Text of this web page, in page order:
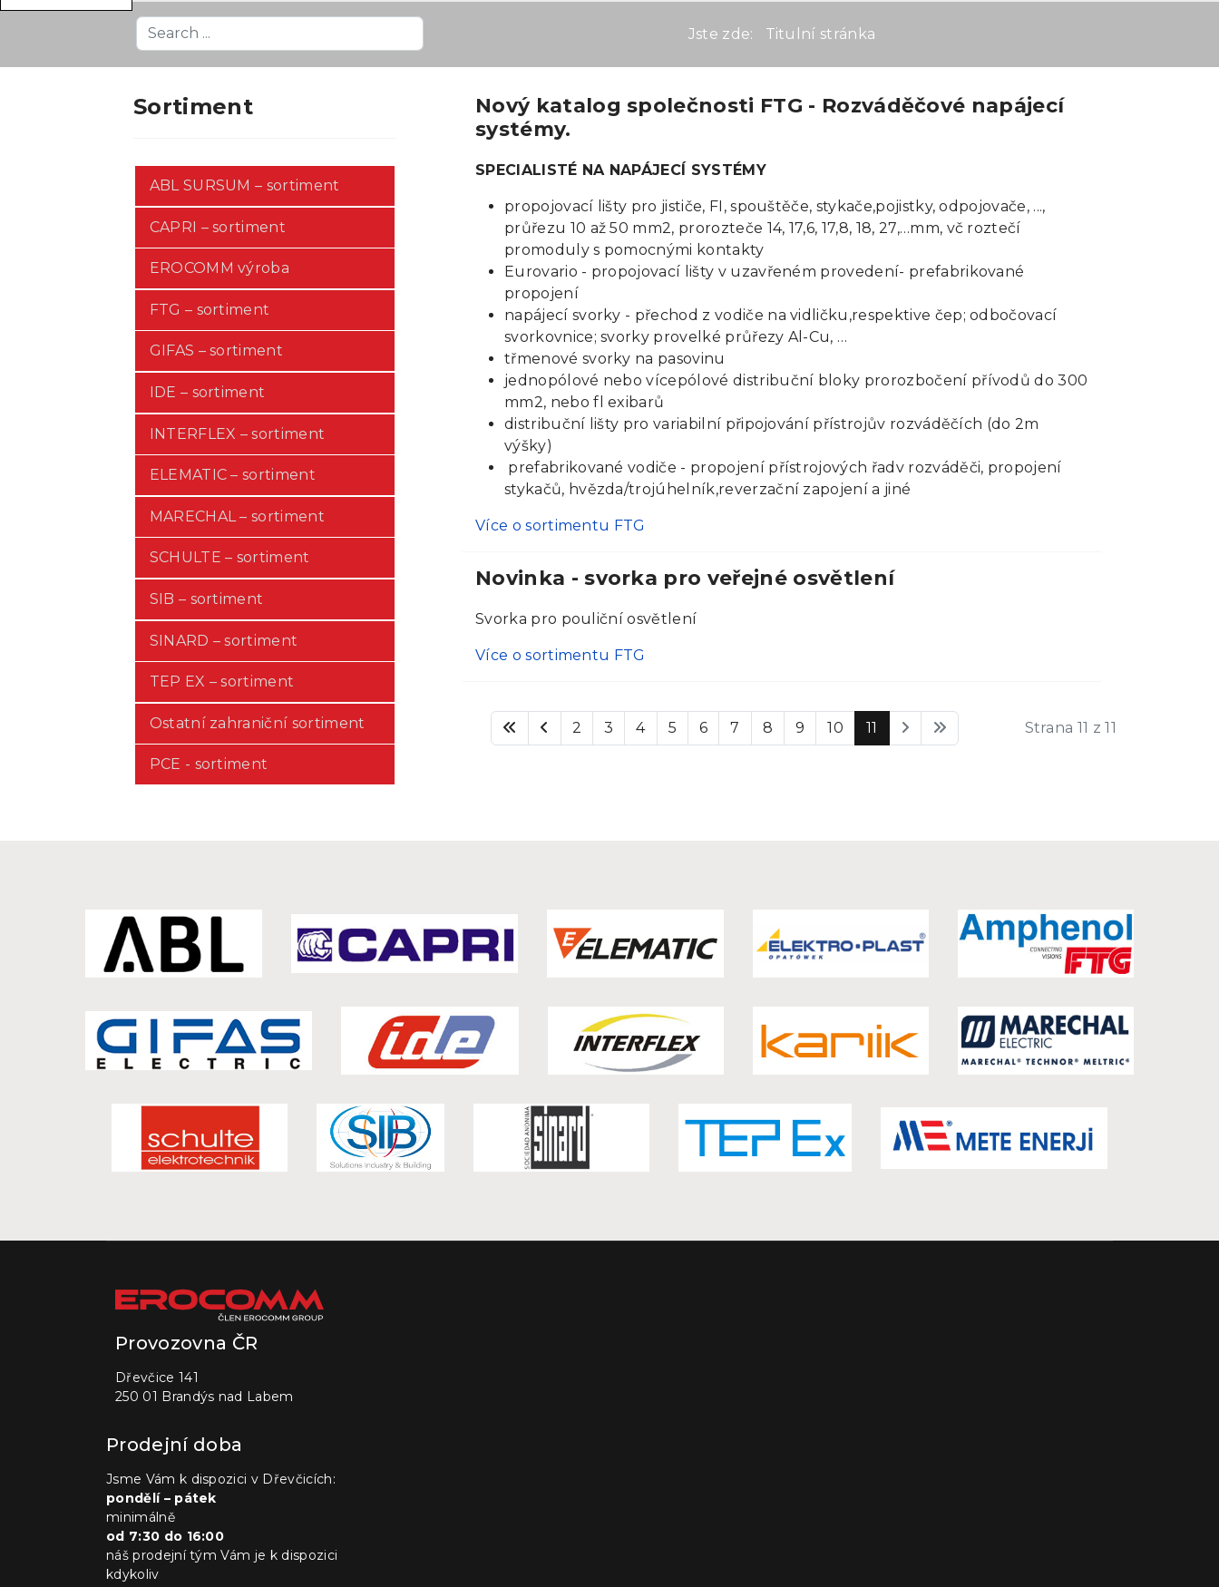
Search
...
Jste zde: Titulní stránka
Sortiment
ABL SURSUM – sortiment
CAPRI – sortiment
EROCOMM výroba
FTG – sortiment
GIFAS – sortiment
IDE – sortiment
INTERFLEX – sortiment
ELEMATIC – sortiment
MARECHAL – sortiment
SCHULTE – sortiment
SIB – sortiment
SINARD – sortiment
TEP EX – sortiment
Ostatní zahraniční sortiment
PCE - sortiment
Nový katalog společnosti FTG - Rozváděčové napájecí
systémy.
SPECIALISTÉ NA NAPÁJECÍ SYSTÉMY
propojovací lišty pro jističe, FI, spouštěče, stykače,pojistky, odpojovače, ...,
průřezu 10 až 50 mm2, prorozteče 14, 17,6, 17,8, 18, 27,…mm, vč roztečí
promoduly s pomocnými kontakty
Eurovario - propojovací lišty v uzavřeném provedení- prefabrikované
propojení
napájecí svorky - přechod z vodiče na vidličku,respektive čep; odbočovací
svorkovnice; svorky provelké průřezy Al-Cu, …
třmenové svorky na pasovinu
jednopólové nebo vícepólové distribuční bloky prorozbočení přívodů do 300
mm2, nebo fl exibarů
distribuční lišty pro variabilní připojování přístrojův rozváděčích (do 2m
výšky)
prefabrikované vodiče - propojení přístrojových řadv rozváděči, propojení
stykačů, hvězda/trojúhelník,reverzační zapojení a jiné
Více o sortimentu FTG
Novinka - svorka pro veřejné osvětlení
Svorka pro pouliční osvětlení
Více o sortimentu FTG
2 3 4 5 6 7 8 9 10 11 Strana 11 z 11
Provozovna ČR
Dřevčice 141
250 01 Brandýs nad Labem
Prodejní doba
Jsme Vám k dispozici v Dřevčicích:
pondělí – pátek
minimálně
od 7:30 do 16:00
náš prodejní tým Vám je k dispozici
kdykoliv